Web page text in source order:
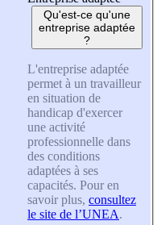
Qu'est-ce qu'une
entreprise adaptée
?
L'entreprise adaptée
permet à un travailleur
en situation de
handicap d'exercer
une activité
professionnelle dans
des conditions
adaptées à ses
capacités. Pour en
savoir plus, consultez
le site de l’UNEA.